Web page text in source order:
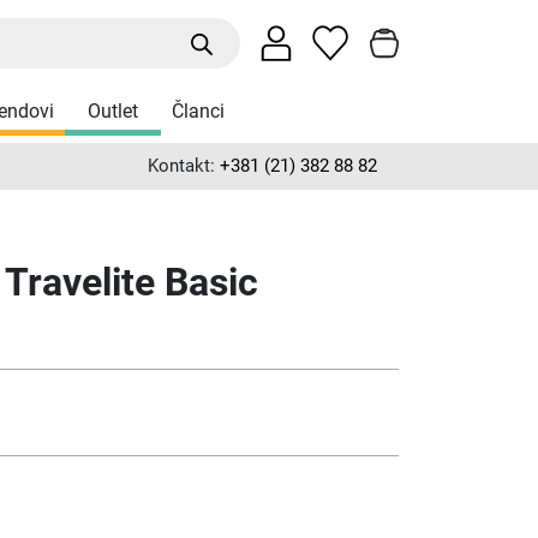
Outlet Članci
Kontakt: +381 (21) 382 88 82
Basic